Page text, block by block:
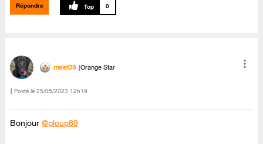
Répondre 0
melet39 Orange Star
Posté le ‎25/05/2023 12h19
Bonjour@ploup89